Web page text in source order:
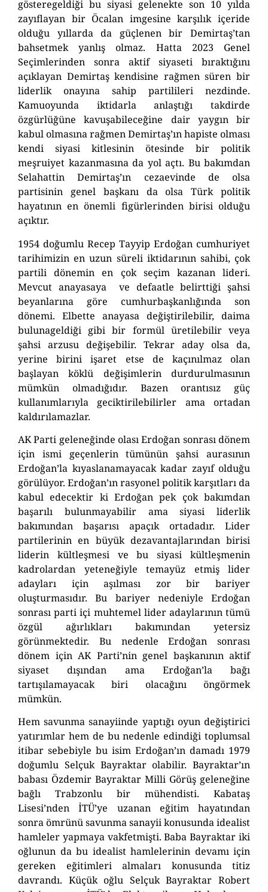
gösteregeldiği bu siyasi gelenekte son 10 yılda
zayıflayan bir Öcalan imgesine karşılık içeride
olduğu yıllarda da güçlenen bir Demirtaş’tan
bahsetmek yanlış olmaz. Hatta 2023 Genel
Seçimlerinden sonra aktif siyaseti bıraktığını
açıklayan Demirtaş kendisine rağmen süren bir
liderlik onayına sahip partilileri nezdinde.
Kamuoyunda iktidarla anlaştığı takdirde
özgürlüğüne kavuşabileceğine dair yaygın bir
kabul olmasına rağmen Demirtaş’ın hapiste olması
kendi siyasi kitlesinin ötesinde bir politik
meşruiyet kazanmasına da yol açtı. Bu bakımdan
Selahattin Demirtaş’ın cezaevinde de olsa
partisinin genel başkanı da olsa Türk politik
hayatının en önemli figürlerinden birisi olduğu
açıktır.
1954 doğumlu Recep Tayyip Erdoğan cumhuriyet
tarihimizin en uzun süreli iktidarının sahibi, çok
partili dönemin en çok seçim kazanan lideri.
Mevcut anayasaya ve defaatle belirttiği şahsi
beyanlarına göre cumhurbaşkanlığında son
dönemi. Elbette anayasa değiştirilebilir, daima
bulunageldiği gibi bir formül üretilebilir veya
şahsi arzusu değişebilir. Tekrar aday olsa da,
yerine birini işaret etse de kaçınılmaz olan
başlayan köklü değişimlerin durdurulmasının
mümkün olmadığıdır. Bazen orantısız güç
kullanımlarıyla geciktirilebilirler ama ortadan
kaldırılamazlar.
AK Parti geleneğinde olası Erdoğan sonrası dönem
için ismi geçenlerin tümünün şahsi aurasının
Erdoğan’la kıyaslanamayacak kadar zayıf olduğu
görülüyor. Erdoğan’ın rasyonel politik karşıtları da
kabul edecektir ki Erdoğan pek çok bakımdan
başarılı bulunmayabilir ama siyasi liderlik
bakımından başarısı apaçık ortadadır. Lider
partilerinin en büyük dezavantajlarından birisi
liderin kültleşmesi ve bu siyasi kültleşmenin
kadrolardan yeteneğiyle temayüz etmiş lider
adayları için aşılması zor bir bariyer
oluşturmasıdır. Bu bariyer nedeniyle Erdoğan
sonrası parti içi muhtemel lider adaylarının tümü
özgül ağırlıkları bakımından yetersiz
görünmektedir. Bu nedenle Erdoğan sonrası
dönem için AK Parti’nin genel başkanının aktif
siyaset dışından ama Erdoğan’la bağı
tartışılamayacak biri olacağını öngörmek
mümkün.
Hem savunma sanayiinde yaptığı oyun değiştirici
yatırımlar hem de bu nedenle edindiği toplumsal
itibar sebebiyle bu isim Erdoğan’ın damadı 1979
doğumlu Selçuk Bayraktar olabilir. Bayraktar’ın
babası Özdemir Bayraktar Milli Görüş geleneğine
bağlı Trabzonlu bir mühendisti. Kabataş
Lisesi’nden İTÜ’ye uzanan eğitim hayatından
sonra ömrünü savunma sanayii konusunda idealist
hamleler yapmaya vakfetmişti. Baba Bayraktar iki
oğlunun da bu idealist hamlelerinin devamı için
gereken eğitimleri almaları konusunda titiz
davrandı. Küçük oğlu Selçuk Bayraktar Robert